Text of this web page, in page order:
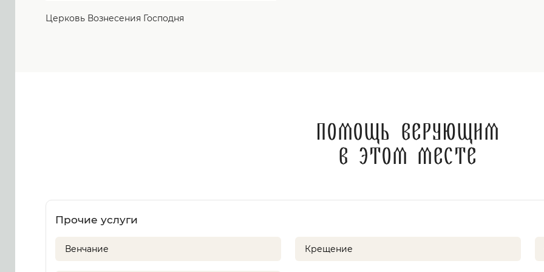
Церковь Вознесения Господня
Помощь верующим
в этом месте
Прочие услуги
Венчание Крещение